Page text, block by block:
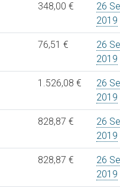
348,00 €
26
2019
76,51 €
26
2019
1.526,08 €
26
2019
828,87 €
26
2019
828,87 €
26
2019